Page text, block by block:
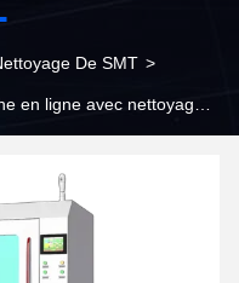
De SMT >
en ligne avec nettoyage